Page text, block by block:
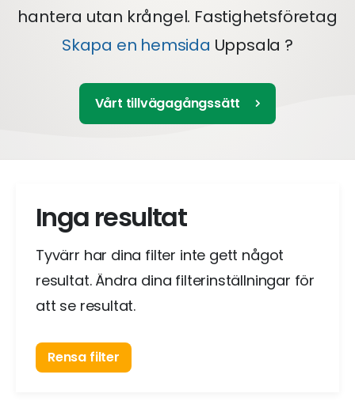
hantera utan krångel. Fastighetsföretag
Skapa en hemsida Uppsala ?
Vårt tillvägagångssätt
Inga resultat
Tyvärr har dina filter inte gett något
resultat. Ändra dina filterinställningar för
att se resultat.
Rensa filter